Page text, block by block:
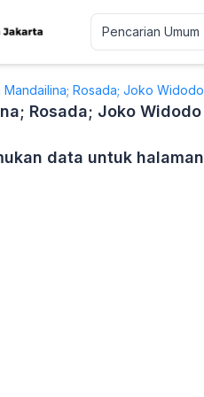
Mandailina; Rosada; Joko Widodo
Rosada; Joko Widodo
data untuk